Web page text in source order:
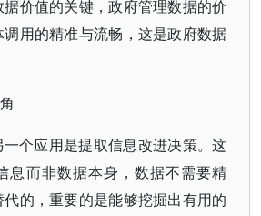
价值的关键，政府管理数据的价
用的精准与流畅，这是政府数据
个应用是提取信息改进决策。这
息而非数据本身，数据不需要精
的，重要的是能够挖掘出有用的